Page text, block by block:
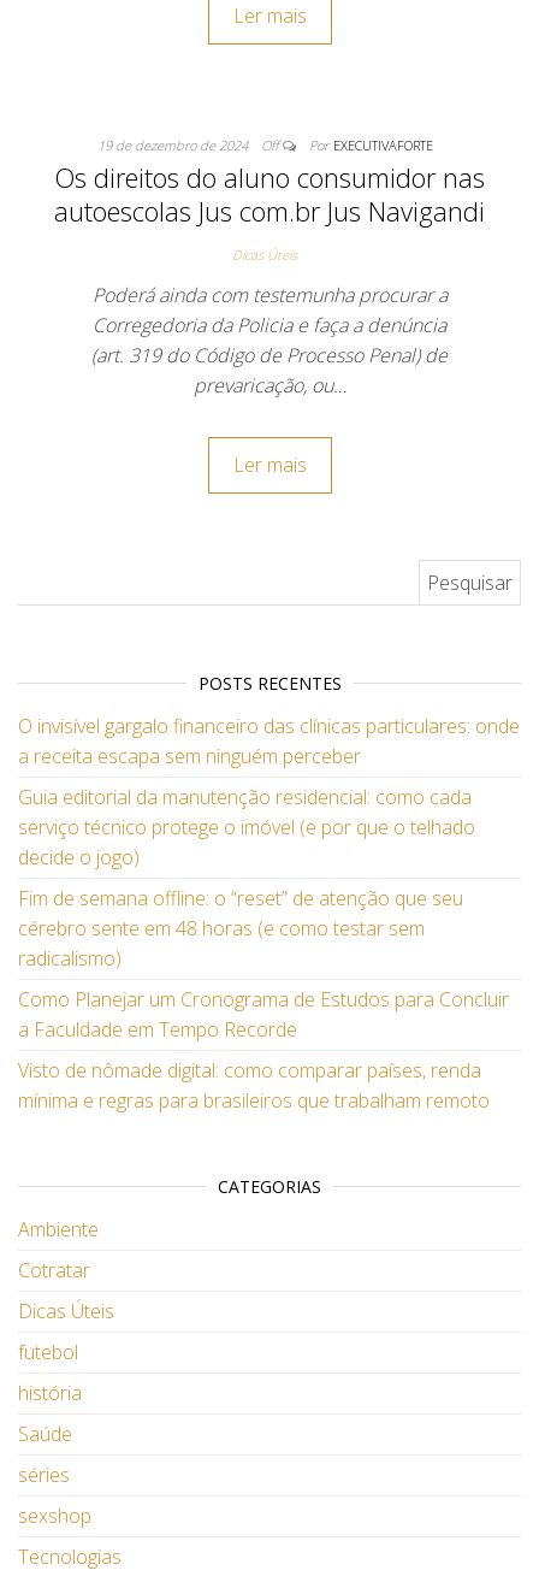
Ler mais
19 de dezembro de 2024 Off Por EXECUTIVAFORTE
Os direitos do aluno consumidor nas
autoescolas Jus com.br Jus Navigandi
Dicas Úteis
Poderá ainda com testemunha procurar a
Corregedoria da Policia e faça a denúncia
(art. 319 do Código de Processo Penal) de
prevaricação, ou…
Ler mais
POSTS RECENTES
O invisível gargalo financeiro das clínicas particulares: onde
a receita escapa sem ninguém perceber
Guia editorial da manutenção residencial: como cada
serviço técnico protege o imóvel (e por que o telhado
decide o jogo)
Fim de semana offline: o “reset” de atenção que seu
cérebro sente em 48 horas (e como testar sem
radicalismo)
Como Planejar um Cronograma de Estudos para Concluir
a Faculdade em Tempo Recorde
Visto de nômade digital: como comparar países, renda
mínima e regras para brasileiros que trabalham remoto
CATEGORIAS
Ambiente
Cotratar
Dicas Úteis
futebol
história
Saúde
séries
sexshop
Tecnologias